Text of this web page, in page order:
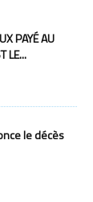
PAYÉ AU
LE...
le décès